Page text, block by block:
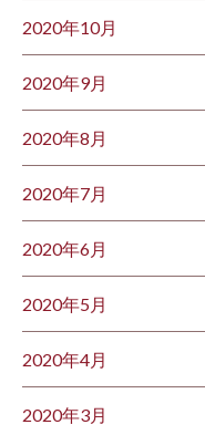
2020年10月
2020年9月
2020年8月
2020年7月
2020年6月
2020年5月
2020年4月
2020年3月